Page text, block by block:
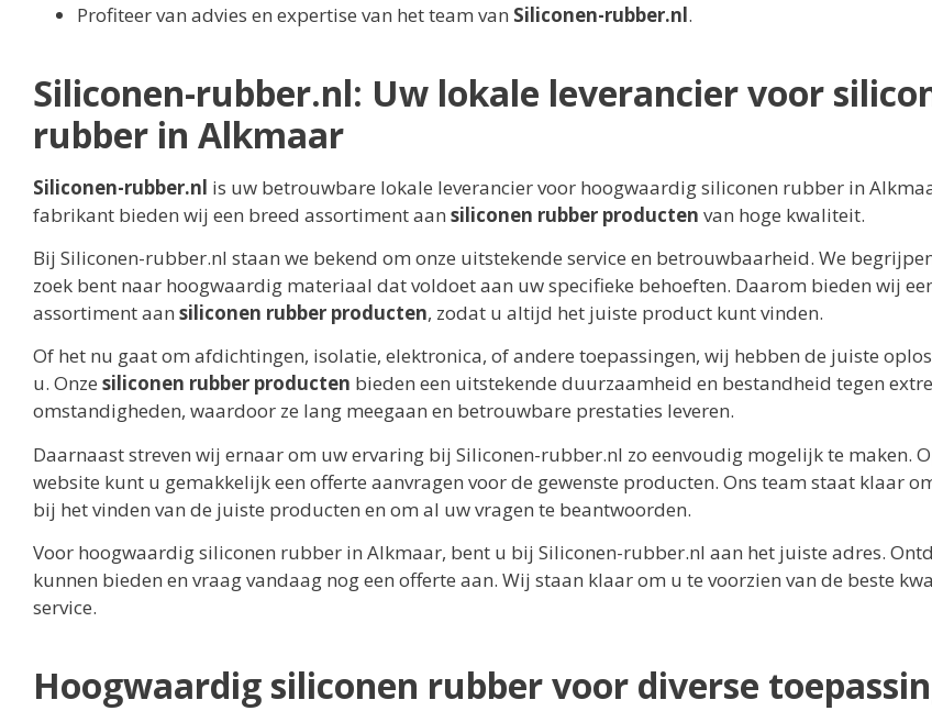
Profiteer van advies en expertise van het team van Siliconen-rubber.nl.
Siliconen-rubber.nl: Uw lokale leverancier voor
rubber in Alkmaar
Siliconen-rubber.nl is uw betrouwbare lokale leverancier voor hoogwaardig siliconen rubber in
fabrikant bieden wij een breed assortiment aan siliconen rubber producten van hoge kwaliteit.
Bij Siliconen-rubber.nl staan we bekend om onze uitstekende service en betrouwbaarheid. We
zoek bent naar hoogwaardig materiaal dat voldoet aan uw specifieke behoeften. Daarom bieden wij
assortiment aan siliconen rubber producten, zodat u altijd het juiste product kunt vinden.
Of het nu gaat om afdichtingen, isolatie, elektronica, of andere toepassingen, wij hebben de juiste
u. Onze siliconen rubber producten bieden een uitstekende duurzaamheid en bestandheid tegen
omstandigheden, waardoor ze lang meegaan en betrouwbare prestaties leveren.
Daarnaast streven wij ernaar om uw ervaring bij Siliconen-rubber.nl zo eenvoudig mogelijk te maken.
website kunt u gemakkelijk een offerte aanvragen voor de gewenste producten. Ons team staat klaar
bij het vinden van de juiste producten en om al uw vragen te beantwoorden.
Voor hoogwaardig siliconen rubber in Alkmaar, bent u bij Siliconen-rubber.nl aan het juiste adres.
kunnen bieden en vraag vandaag nog een offerte aan. Wij staan klaar om u te voorzien van de beste
service.
Hoogwaardig siliconen rubber voor diverse